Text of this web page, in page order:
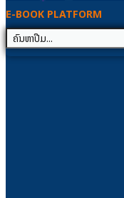
E-BOOK PLATFORM